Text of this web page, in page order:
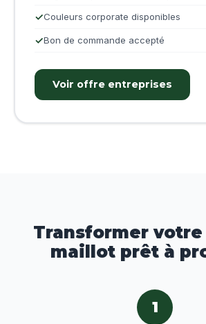
Couleurs corporate disponibles
Bon de commande accepté
Voir offre entreprises
Transformer
maillot prêt à
1